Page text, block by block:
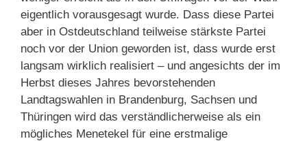
eigentlich vorausgesagt wurde. Dass diese Partei
aber in Ostdeutschland teilweise stärkste Partei
noch vor der Union geworden ist, dass wurde erst
langsam wirklich realisiert – und angesichts der im
Herbst dieses Jahres bevorstehenden
Landtagswahlen in Brandenburg, Sachsen und
Thüringen wird das verständlicherweise als ein
mögliches Menetekel für eine erstmalige